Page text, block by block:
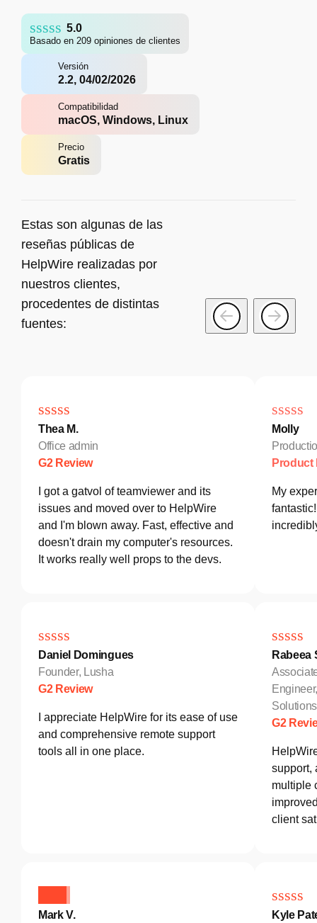
5.0
Basado en 209 opiniones de clientes
Versión
2.2, 04/02/2026
Compatibilidad
macOS, Windows, Linux
Precio
Gratis
Estas son algunas de las
reseñas públicas de
HelpWire realizadas por
nuestros clientes,
procedentes de distintas
fuentes:
Thea M.
Office admin
G2 Review
I got a gatvol of teamviewer and its
issues and moved over to HelpWire
and I'm blown away. Fast, effective and
doesn't drain my computer's resources.
It works really well props to the devs.
Molly
Product
My
Daniel Domingues
Founder, Lusha
G2 Review
I appreciate HelpWire for its ease of use
and comprehensive remote support
tools all in one place.
Rabeea
G2
support,
multiple
client
Mark V.
Kyle